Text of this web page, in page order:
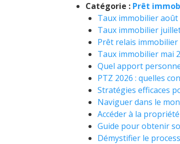
Catégorie : Prêt
Taux immobilier août
Taux immobilier
Prêt relais
Taux immobilier mai
Quel apport
PTZ 2026 : quelles
Stratégies efficaces
Naviguer dans le
Accéder à la
Guide pour obtenir
Démystifier le